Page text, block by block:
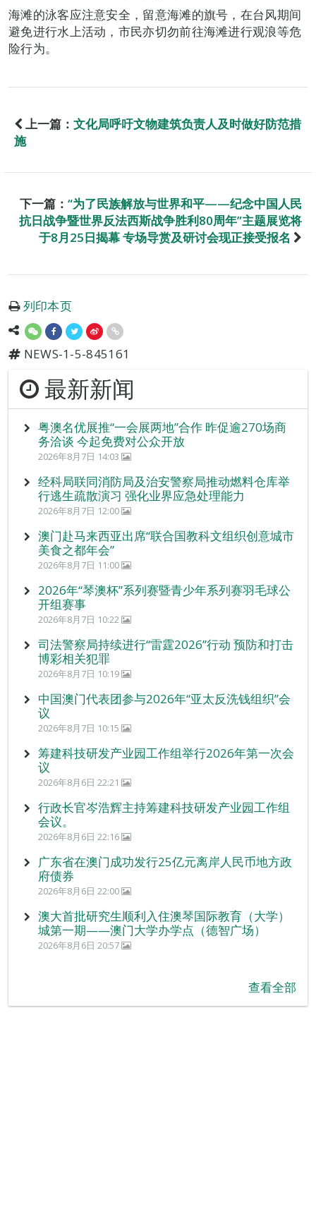
海滩的泳客应注意安全，留意海滩的旗号，在台风期间
避免进行水上活动，市民亦切勿前往海滩进行观浪等危
险行为。
上一篇： 文化局呼吁文物建筑负责人及时做好防范措
施
下一篇： “为了民族解放与世界和平——纪念中国人民
抗日战争暨世界反法西斯战争胜利80周年”主题展览将
于8月25日揭幕 专场导赏及研讨会现正接受报名
列印本页
NEWS-1-5-845161
最新新闻
粤澳名优展推“一会展两地”合作 昨促逾270场商
务洽谈 今起免费对公众开放
2026年8月7日 14:03
经科局联同消防局及治安警察局推动燃料仓库举
行逃生疏散演习 强化业界应急处理能力
2026年8月7日 12:00
澳门赴马来西亚出席“联合国教科文组织创意城市
美食之都年会”
2026年8月7日 11:00
2026年“琴澳杯”系列赛暨青少年系列赛羽毛球公
开组赛事
2026年8月7日 10:22
司法警察局持续进行“雷霆2026”行动 预防和打击
博彩相关犯罪
2026年8月7日 10:19
中国澳门代表团参与2026年“亚太反洗钱组织”会
议
2026年8月7日 10:15
筹建科技研发产业园工作组举行2026年第一次会
议
2026年8月6日 22:21
行政长官岑浩辉主持筹建科技研发产业园工作组
会议。
2026年8月6日 22:16
广东省在澳门成功发行25亿元离岸人民币地方政
府债券
2026年8月6日 22:00
澳大首批研究生顺利入住澳琴国际教育（大学）
城第一期——澳门大学办学点（德智广场）
2026年8月6日 20:57
查看全部